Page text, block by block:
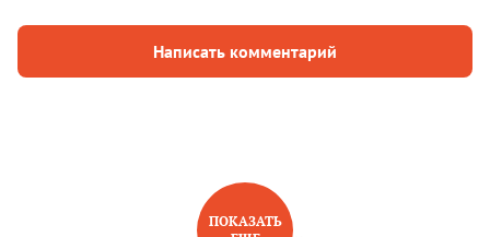
Написать комментарий
ПОКАЗАТЬ